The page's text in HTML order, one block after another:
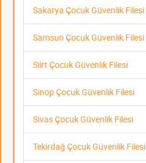
Sakarya Çocuk Güvenlik Filesi
Samsun Çocuk Güvenlik Filesi
Siirt Çocuk Güvenlik Filesi
Sinop Çocuk Güvenlik Filesi
Sivas Çocuk Güvenlik Filesi
Tekirdağ Çocuk Güvenlik Filesi